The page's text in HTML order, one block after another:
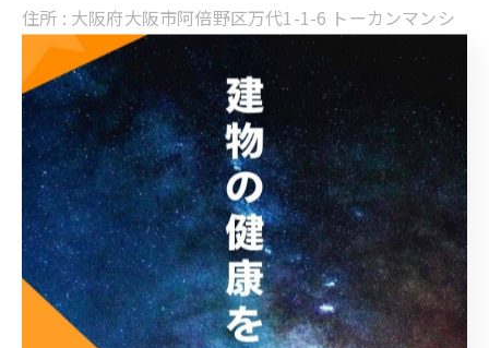
住所 : 大阪府大阪市阿倍野区万代1-1-6 トーカンマンシ
ョン帝塚山1F
電話番号 :06-6615-9819
FAX番号 : 06-6615-9820
内装工事も大阪で柔軟に実施
-----------------------------------------------------------------
---